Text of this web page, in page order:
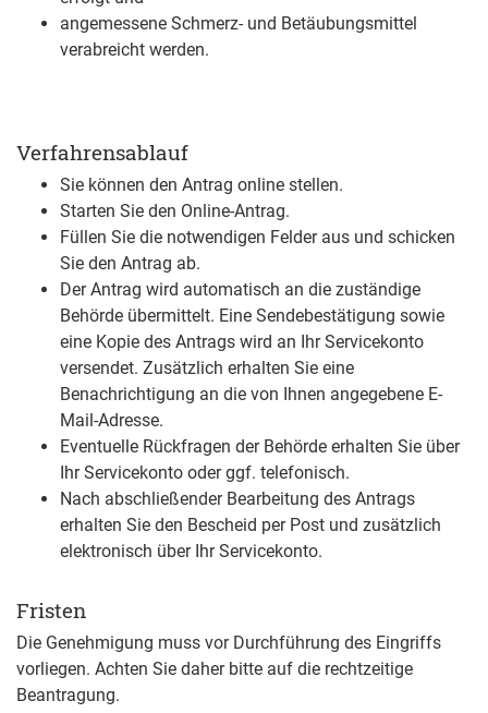
angemessene Schmerz- und Betäubungsmittel
verabreicht werden.
Verfahrensablauf
Sie können den Antrag online stellen.
Starten Sie den Online-Antrag.
Füllen Sie die notwendigen Felder aus und schicken
Sie den Antrag ab.
Der Antrag wird automatisch an die zuständige
Behörde übermittelt. Eine Sendebestätigung sowie
eine Kopie des Antrags wird an Ihr Servicekonto
versendet. Zusätzlich erhalten Sie eine
Benachrichtigung an die von Ihnen angegebene E-
Mail-Adresse.
Eventuelle Rückfragen der Behörde erhalten Sie über
Ihr Servicekonto oder ggf. telefonisch.
Nach abschließender Bearbeitung des Antrags
erhalten Sie den Bescheid per Post und zusätzlich
elektronisch über Ihr Servicekonto.
Fristen
Die Genehmigung muss vor Durchführung des Eingriffs
vorliegen. Achten Sie daher bitte auf die rechtzeitige
Beantragung.